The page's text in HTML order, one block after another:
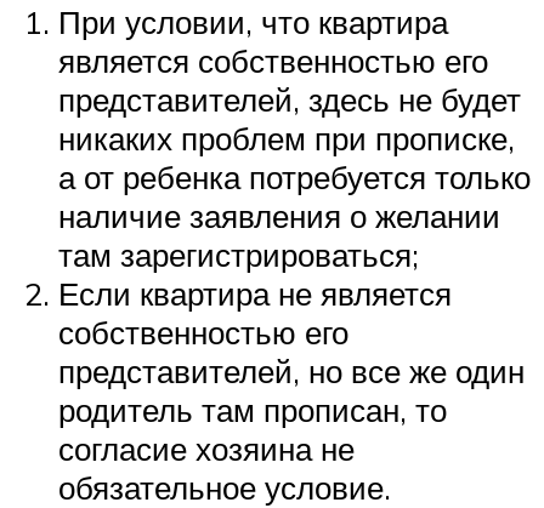
При условии, что квартира
является собственностью его
представителей, здесь не будет
никаких проблем при прописке,
а от ребенка потребуется только
наличие заявления о желании
там зарегистрироваться;
Если квартира не является
собственностью его
представителей, но все же один
родитель там прописан, то
согласие хозяина не
обязательное условие.